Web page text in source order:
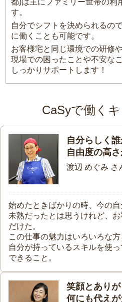
都)は主にファミリー世帯の利
す。
自分でシフトを決められるの
に働くことも可能です。
お客様宅と同じ環境での研修
現場での困ったことや不安な
しっかりサポートします！
CaSyで働く
自分らしく誰
自由度の高
渡辺 めぐみ さ
始めたときばかりの時、今の
未熟だったとは思うけれど、
だけた。
この仕事の魅力はいろいろな
自分が持っているスキルを使
できること。
笑顔とあり
何にも代え